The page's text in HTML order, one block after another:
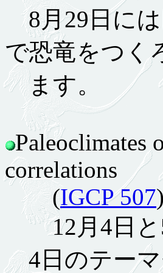
8月29日に
で恐竜をつく
ます。
Paleoclimates
correlations
(IGCP 507
12月4日と5
4日のテーマ